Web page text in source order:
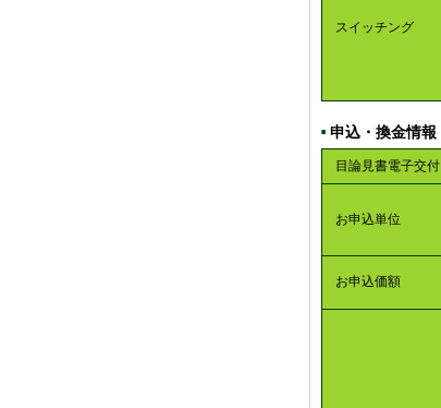
スイッチング
■申込・換金情報
目論見書電子交付
お申込単位
お申込価額